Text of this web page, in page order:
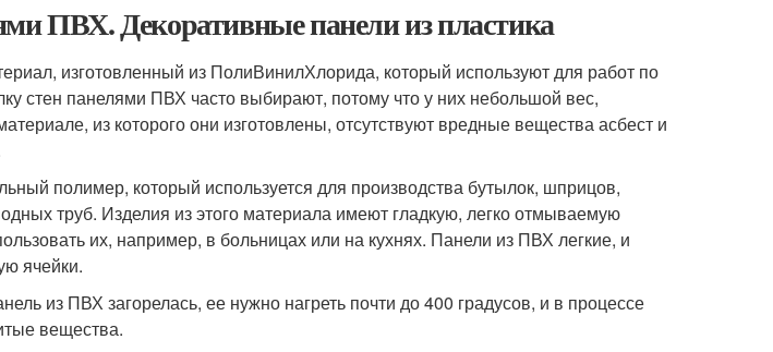
ПВХ. Декоративные панели из пластика
изготовленный из ПолиВинилХлорида, который используют для работ по
стен панелями ПВХ часто выбирают, потому что у них небольшой вес,
из которого они изготовлены, отсутствуют вредные вещества асбест и
полимер, который используется для производства бутылок, шприцов,
труб. Изделия из этого материала имеют гладкую, легко отмываемую
их, например, в больницах или на кухнях. Панели из ПВХ легкие, и
ячейки.
из ПВХ загорелась, ее нужно нагреть почти до 400 градусов, и в процессе
вещества.